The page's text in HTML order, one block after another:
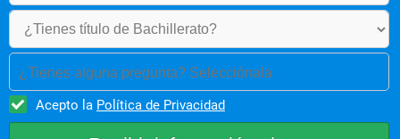
Semestre 4
Ecuaciones Diferenciales
Física Eléctrica
¿Tienes alguna pregunta? Selecciónala
Acepto la Política de Privacidad